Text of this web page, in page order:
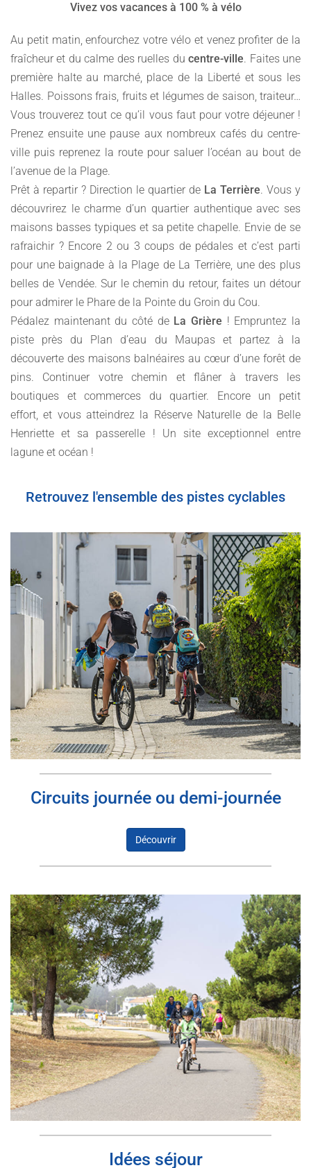
Vivez vos vacances à 100 % à vélo
Au petit matin, enfourchez votre vélo et venez profiter de la
fraîcheur et du calme des ruelles ducentre-ville. Faites une
première halte au marché, place de la Liberté et sous les
Halles. Poissons frais, fruits et légumes de saison, traiteur…
Vous trouverez tout ce qu’il vous faut pour votre déjeuner !
Prenez ensuite une pause aux nombreux cafés du centre-
ville puis reprenez la route pour saluer l’océan au bout de
l’avenue de la Plage.
Prêt à repartir ? Direction le quartier de La Terrière. Vous y
découvrirez le charme d’un quartier authentique avec ses
maisons basses typiques et sa petite chapelle. Envie de se
rafraichir ? Encore 2 ou 3 coups de pédales et c’est parti
pour une baignade à la Plage de La Terrière, une des plus
belles de Vendée. Sur le chemin du retour, faites un détour
pour admirer le Phare de la Pointe du Groin du Cou.
Pédalez maintenant du côté de La Grière ! Empruntez la
piste près du Plan d’eau du Maupas et partez à la
découverte des maisons balnéaires au cœur d’une forêt de
pins. Continuer votre chemin et flâner à travers les
boutiques et commerces du quartier. Encore un petit
effort, et vous atteindrez la Réserve Naturelle de la Belle
Henriette et sa passerelle ! Un site exceptionnel entre
lagune et océan !
Retrouvez l'ensemble des pistes cyclables
Circuits journée ou demi-journée
Découvrir
Idées séjour